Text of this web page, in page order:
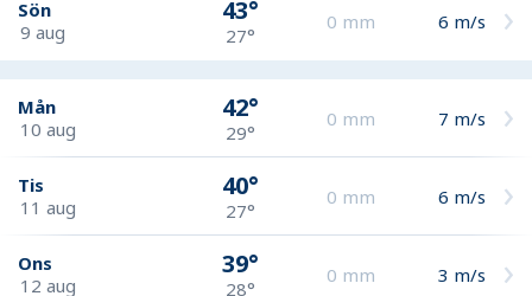
Sön
9 aug
43°
27°
0 mm 6 m/s
Mån
10 aug
42°
29°
0 mm 7 m/s
Tis
11 aug
40°
27°
0 mm 6 m/s
Ons
12 aug
39°
28°
0 mm 3 m/s